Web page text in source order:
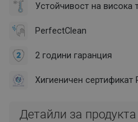
Устойчивост на висока
PerfectClean
2 години гаранция
Хигиеничен сертификат
Детайли за продукта